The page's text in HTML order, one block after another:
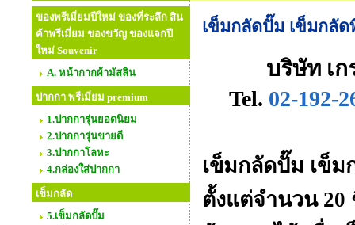
ของพรีเมี่ยมปีใหม่ ของที่ระลึก สิน
ค้าพรีเมี่ยม ของขวัญ ของแจกปี
ใหม่ Souvenir
A. หน้ากากผ้ามัสลิน
ปากกา พรีเมี่ยม premium
1.ปากการุ่นยอดนิยม
2.ปากการุ่นขายดี
3.ปากกาโลหะ
4.กล่องใส่ปากกา
เข็มกลัด
5.เข็มกลัดปั๊ม
เข็มกลัดปั๊ม เข็มกลั
บริษัท เ
Tel. 02-192-
เข็มกลัดปั๊ม เข็
ตั้งแต่จำนวน